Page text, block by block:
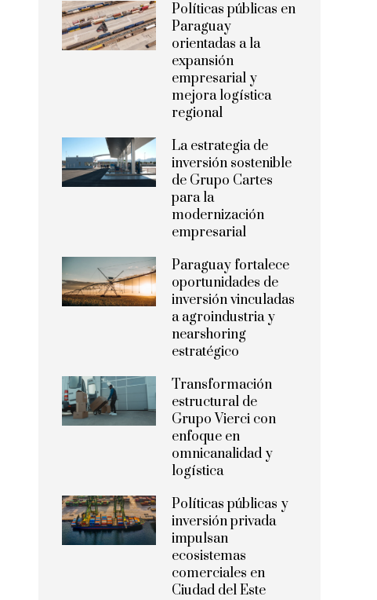
Políticas públicas en
Paraguay
orientadas a la
expansión
empresarial y
mejora logística
regional
La estrategia de
inversión sostenible
de Grupo Cartes
para la
modernización
empresarial
Paraguay fortalece
oportunidades de
inversión vinculadas
a agroindustria y
nearshoring
estratégico
Transformación
estructural de
Grupo Vierci con
enfoque en
omnicanalidad y
logística
Políticas públicas y
inversión privada
impulsan
ecosistemas
comerciales en
Ciudad del Este